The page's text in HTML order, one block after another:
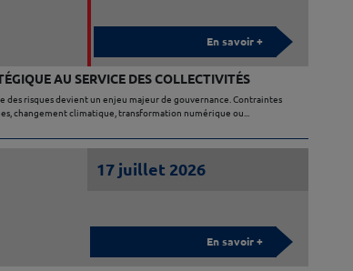
En savoir +
AU SERVICE DES COLLECTIVITÉS
des risques devient un enjeu majeur de gouvernance. Contraintes
changement climatique, transformation numérique ou...
17 juillet 2026
En savoir +